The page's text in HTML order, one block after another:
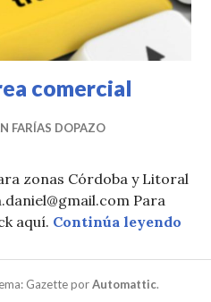
comercial
FARÍAS DOPAZO
zonas Córdoba y Litoral
Para
aquí. Continúa leyendo
Gazette porAutomattic.